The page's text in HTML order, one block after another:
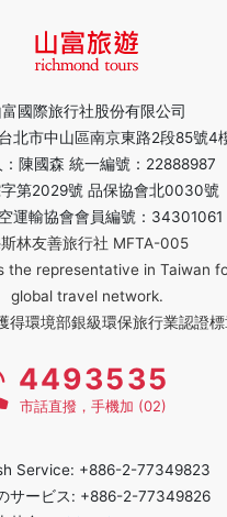
富國際旅行社股份有限公司
北市中山區南京東路2段85號4
陳國森 統一編號：22888987
第2029號 品保協會北0030號
運輸協會會員編號：34301061
林友善旅行社 MFTA-005
the representative in Taiwan
global travel network.
得環境部銀級環保旅行業認證
4493535
市話直撥，手機加 (02)
Service: +886-2-77349823
サービス: +886-2-77349826